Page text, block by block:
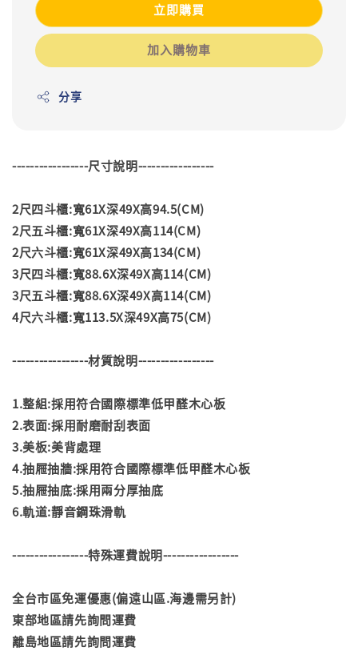
立即購買
加入購物車
分享
-----------------尺寸說明-----------------
2尺四斗櫃:寬61X深49X高94.5(CM)
2尺五斗櫃:寬61X深49X高114(CM)
2尺六斗櫃:寬61X深49X高134(CM)
3尺四斗櫃:寬88.6X深49X高114(CM)
3尺五斗櫃:寬88.6X深49X高114(CM)
4尺六斗櫃:寬113.5X深49X高75(CM)
-----------------材質說明-----------------
1.整組:採用符合國際標準低甲醛木心板
2.表面:採用耐磨耐刮表面
3.美板:美背處理
4.抽屜抽牆:採用符合國際標準低甲醛木心板
5.抽屜抽底:採用兩分厚抽底
6.軌道:靜音鋼珠滑軌
-----------------特殊運費說明-----------------
全台市區免運優惠(偏遠山區.海邊需另計)
東部地區請先詢問運費
離島地區請先詢問運費